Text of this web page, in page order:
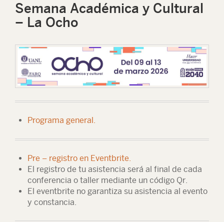
Semana Académica y Cultural
– La Ocho
Programa general.
Pre – registro en Eventbrite.
El registro de tu asistencia será al final de cada
conferencia o taller mediante un código Qr.
El eventbrite no garantiza su asistencia al evento
y constancia.